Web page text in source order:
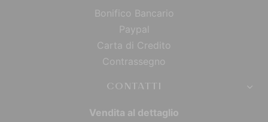
Bonifico Bancario
Paypal
Carta di Credito
Contrassegno
CONTATTI
Vendita al dettaglio